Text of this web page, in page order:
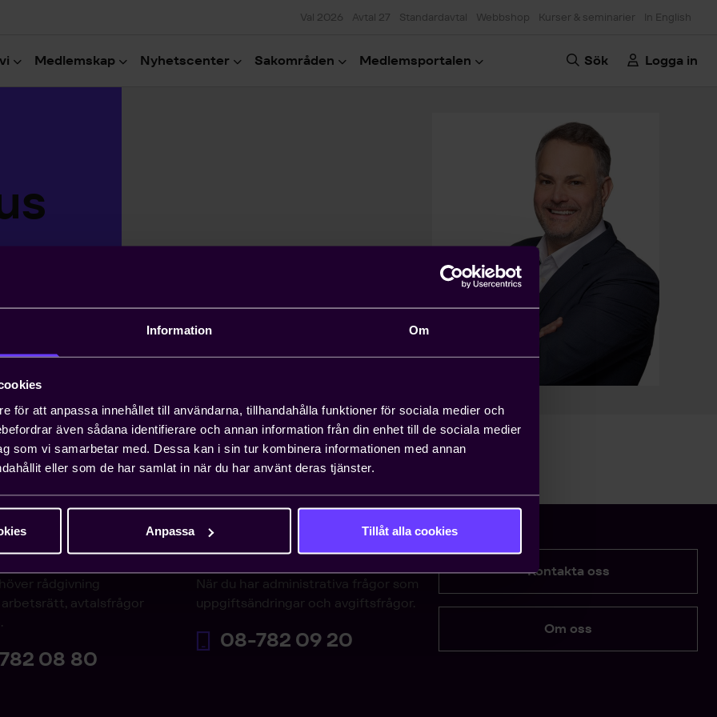
Information Om
för att anpassa innehållet till användarna, tillhandahålla funktioner för sociala medier och
även sådana identifierare och annan information från din enhet till de sociala medier
som vi samarbetar med. Dessa kan i sin tur kombinera informationen med annan
eller som de har samlat in när du har använt deras tjänster.
Anpassa Tillåt alla cookies
Val 2026 Avtal 27 Standardavtal Webbshop Kurser & seminarier In English
Medlemskap Nyhetscenter Sakområden Medlemsportalen Sök Logga in
rådgivning
arbetsrätt, avtalsfrågor
08 80
Medlemsservice
När du har administrativa frågor som
uppgiftsändringar och avgiftsfrågor.
08-782 09 20
Kontakta oss
Om oss